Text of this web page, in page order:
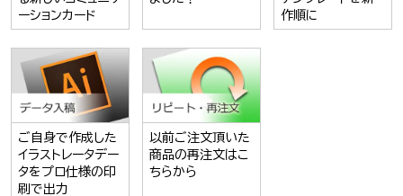
ーションカード
作順に
ご自身で作成した
イラストレータデー
タをプロ仕様の印
刷で出力
以前ご注文頂いた
商品の再注文はこ
ちらから